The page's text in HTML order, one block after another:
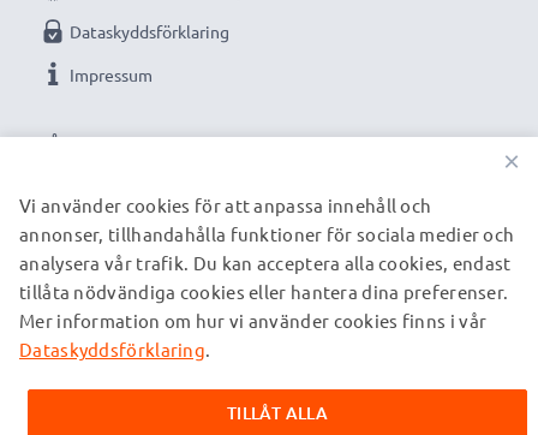
VÅRA BETALNINGSALTERNATIV
Dataskyddsförklaring
Impressum
VÅRA FRAKTPARTNERS
© subtel.se 2026
Alla priser är inklusive moms och exklusive fraktkostnader.
varumärken tillhörande deras ägare och anges på våra
webbsidor enbart för att ge information om våra produkter.
×
Vi använder cookies för att anpassa innehåll och
annonser, tillhandahålla funktioner för sociala medier och
analysera vår trafik. Du kan acceptera alla cookies, endast
tillåta nödvändiga cookies eller hantera dina preferenser.
Mer information om hur vi använder cookies finns i vår
Dataskyddsförklaring.
TILLÅT ALLA